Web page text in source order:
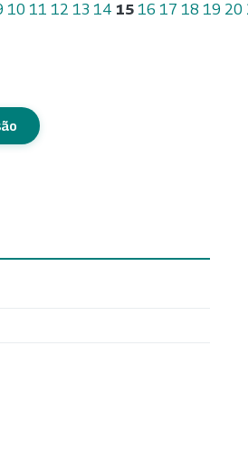
10 11 12 13 14 15 16 17 18 19 20